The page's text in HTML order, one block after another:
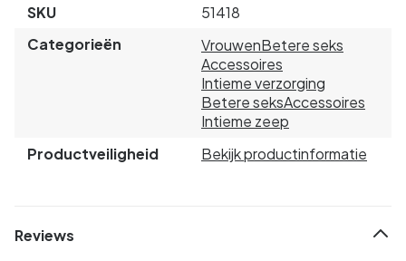
SKU
51418
Categorieën
VrouwenBetere seks
Accessoires
Intieme verzorging
Betere seksAccessoires
Intieme zeep
Productveiligheid
Bekijk productinformatie
Reviews